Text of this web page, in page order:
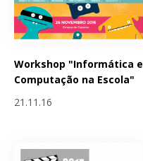
Workshop "Informática e
Computação na Escola"
21.11.16